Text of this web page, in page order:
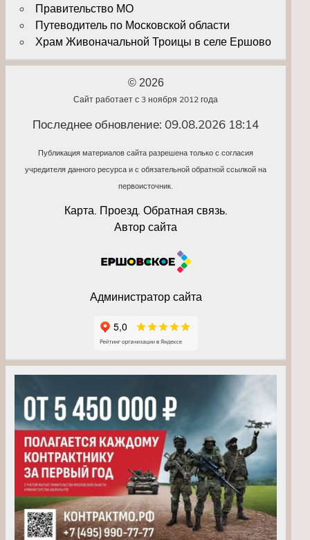
Правительство МО
Путеводитель по Московской области
Храм Живоначальной Троицы в селе Ершово
© 2026
Сайт работает с 3 ноября 2012 года
Последнее обновление: 09.08.2026 18:14
Публикация материалов сайта разрешена только с согласия
учредителя данного ресурса и с обязательной обратной ссылкой на
первоисточник.
Карта. Проезд. Обратная связь.
Автор сайта
Администратор сайта